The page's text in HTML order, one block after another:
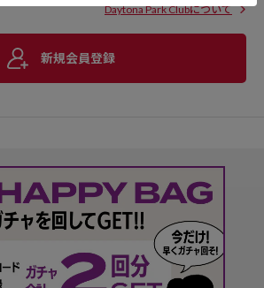
Daytona Park Clubについて
新規会員登録